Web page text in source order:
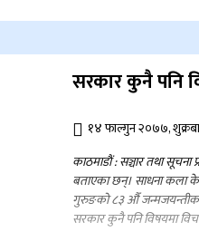
सरकार कुनै पनि
१४ फाल्गुन २०७७,
काठमाडाैं : सञ्चार तथा
बताएका छन्। साधना कला
गुरुङको ८३ औँ जन्मजयन्तीका
सरकार कुनै पनि विषयमा